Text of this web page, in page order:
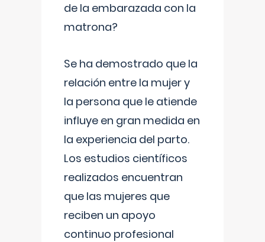
de la embarazada con la
matrona?
Se ha demostrado que la
relación entre la mujer y
la persona que le atiende
influye en gran medida en
la experiencia del parto.
Los estudios científicos
realizados encuentran
que las mujeres que
reciben un apoyo
continuo profesional